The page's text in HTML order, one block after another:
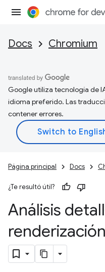
Docs Chromium
Google utiliza tecnología de
idioma preferido. Las
contener errores.
Página principal Docs
¿Te resultó útil?
Análisis
renderización